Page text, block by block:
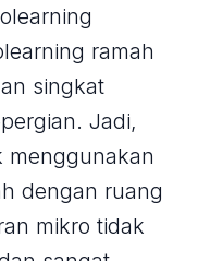
ramah
singkat
Jadi,
dengan ruang
mikro tidak